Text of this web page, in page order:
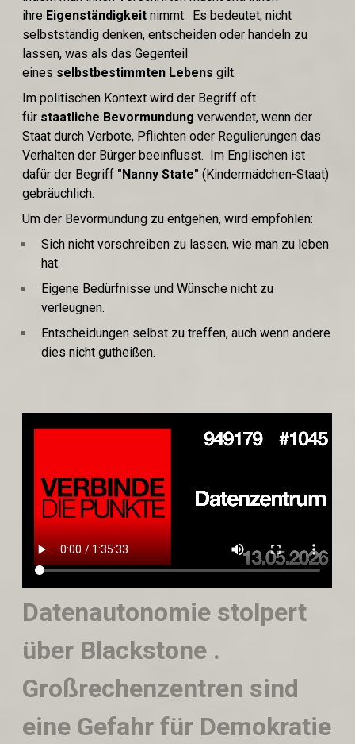
ihre Eigenständigkeit nimmt. Es bedeutet, nicht
selbstständig denken, entscheiden oder handeln zu
lassen, was als das Gegenteil
eines selbstbestimmten Lebens gilt.
Im politischen Kontext wird der Begriff oft
für staatliche Bevormundung verwendet, wenn der
Staat durch Verbote, Pflichten oder Regulierungen das
Verhalten der Bürger beeinflusst. Im Englischen ist
dafür der Begriff "Nanny State" (Kindermädchen-Staat)
gebräuchlich.
Um der Bevormundung zu entgehen, wird empfohlen:
Sich nicht vorschreiben zu lassen, wie man zu leben
hat.
Eigene Bedürfnisse und Wünsche nicht zu
verleugnen.
Entscheidungen selbst zu treffen, auch wenn andere
dies nicht gutheißen.
Datenautonomie stolpert
über Blackstone .
Großrechenzentren sind
eine Gefahr für Demokratie